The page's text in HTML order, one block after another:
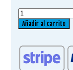
FUENTE
DE
FRIA
ACERO
INOX
Añadir al carrito